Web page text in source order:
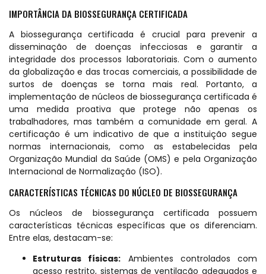
IMPORTÂNCIA DA BIOSSEGURANÇA CERTIFICADA
A biossegurança certificada é crucial para prevenir a
disseminação de doenças infecciosas e garantir a
integridade dos processos laboratoriais. Com o aumento
da globalização e das trocas comerciais, a possibilidade de
surtos de doenças se torna mais real. Portanto, a
implementação de núcleos de biossegurança certificada é
uma medida proativa que protege não apenas os
trabalhadores, mas também a comunidade em geral. A
certificação é um indicativo de que a instituição segue
normas internacionais, como as estabelecidas pela
Organização Mundial da Saúde (OMS) e pela Organização
Internacional de Normalização (ISO).
CARACTERÍSTICAS TÉCNICAS DO NÚCLEO DE BIOSSEGURANÇA
Os núcleos de biossegurança certificada possuem
características técnicas específicas que os diferenciam.
Entre elas, destacam-se:
Estruturas físicas: Ambientes controlados com
acesso restrito, sistemas de ventilação adequados e